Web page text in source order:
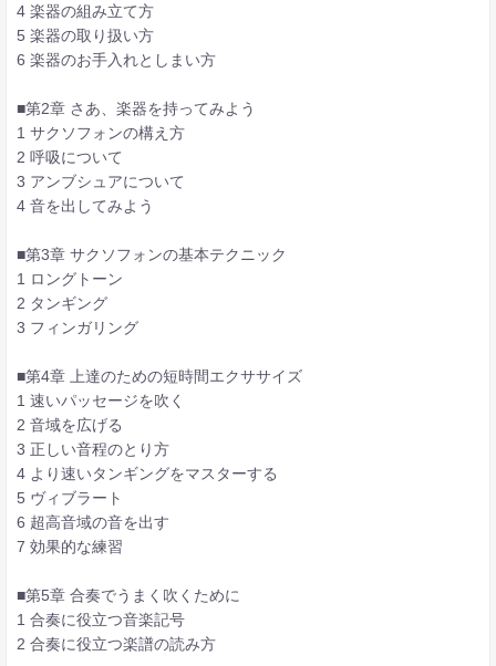
4 楽器の組み立て方
5 楽器の取り扱い方
6 楽器のお手入れとしまい方
■第2章 さあ、楽器を持ってみよう
1 サクソフォンの構え方
2 呼吸について
3 アンブシュアについて
4 音を出してみよう
■第3章 サクソフォンの基本テクニック
1 ロングトーン
2 タンギング
3 フィンガリング
■第4章 上達のための短時間エクササイズ
1 速いパッセージを吹く
2 音域を広げる
3 正しい音程のとり方
4 より速いタンギングをマスターする
5 ヴィブラート
6 超高音域の音を出す
7 効果的な練習
■第5章 合奏でうまく吹くために
1 合奏に役立つ音楽記号
2 合奏に役立つ楽譜の読み方